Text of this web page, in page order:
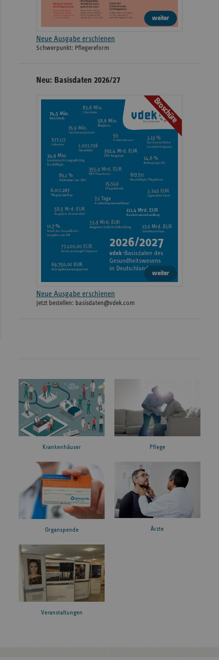
weiter
Neue Ausgabe erschienen
Schwerpunkt: Pflegereform
Neu: Basisdaten 2026/27
Broschüre
weiter
Neue Ausgabe erschienen
Jetzt bestellen: basisdaten@vdek.com
Krankenhäuser Pflege
Organspende Ärzte
Veranstaltungen